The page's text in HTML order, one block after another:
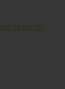
testing)